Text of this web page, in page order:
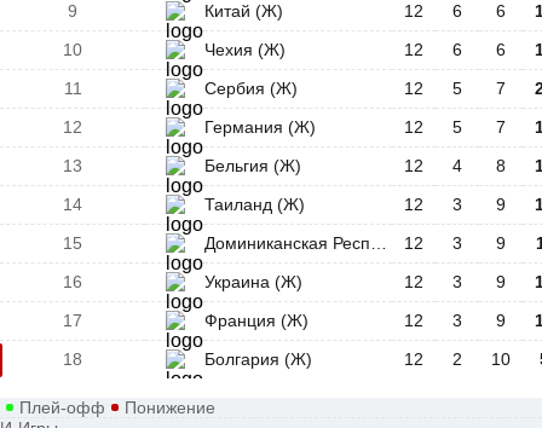
9
Китай (Ж) 12 6 6
10
Чехия (Ж) 12 6 6
11
Сербия (Ж) 12 5 7
12
Германия (Ж) 12 5 7
13
Бельгия (Ж) 12 4 8
14
Таиланд (Ж) 12 3 9
15
12 3 9
16
Украина (Ж) 12 3 9
17
Франция (Ж) 12 3 9
18
Болгария (Ж) 12 2 10
Плей-офф
Понижение